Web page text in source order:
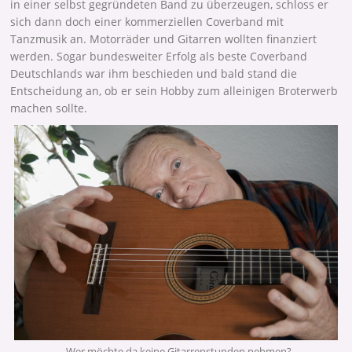
in einer selbst gegründeten Band zu überzeugen, schloss er
sich dann doch einer kommerziellen Coverband mit
Tanzmusik an. Motorräder und Gitarren wollten finanziert
werden. Sogar bundesweiter Erfolg als beste Coverband
Deutschlands war ihm beschieden und bald stand die
Entscheidung an, ob er sein Hobby zum alleinigen Broterwerb
machen sollte.